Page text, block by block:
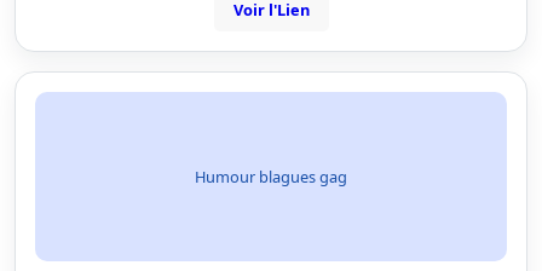
Voir l'Lien
Humour blagues gag